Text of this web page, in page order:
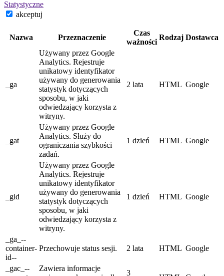
Statystyczne
akceptuj
Nazwa Przeznaczenie
Czas
ważności
Rodzaj Dostawca
_ga
Używany przez Google
Analytics. Rejestruje
unikatowy identyfikator
używany do generowania
statystyk dotyczących
sposobu, w jaki
odwiedzający korzysta z
witryny.
2 lata HTML Google
_gat
Używany przez Google
Analytics. Służy do
ograniczania szybkości
zadań.
1 dzień HTML Google
_gid
Używany przez Google
Analytics. Rejestruje
unikatowy identyfikator
używany do generowania
statystyk dotyczących
sposobu, w jaki
odwiedzający korzysta z
witryny.
1 dzień HTML Google
_ga_--
container-
id--
Przechowuje status sesji. 2 lata HTML Google
_gac_--
Zawiera informacje
3